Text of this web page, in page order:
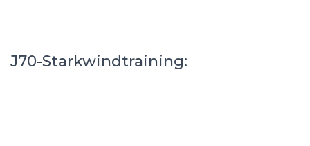
J70-Starkwindtraining: